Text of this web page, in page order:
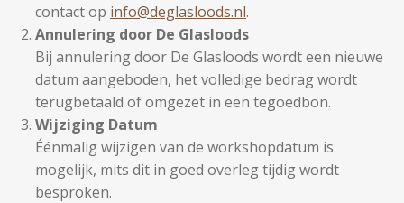
contact op info@deglasloods.nl.
Annulering door De Glasloods
Bij annulering door De Glasloods wordt een nieuwe
datum aangeboden, het volledige bedrag wordt
terugbetaald of omgezet in een tegoedbon.
Wijziging Datum
Éénmalig wijzigen van de workshopdatum is
mogelijk, mits dit in goed overleg tijdig wordt
besproken.